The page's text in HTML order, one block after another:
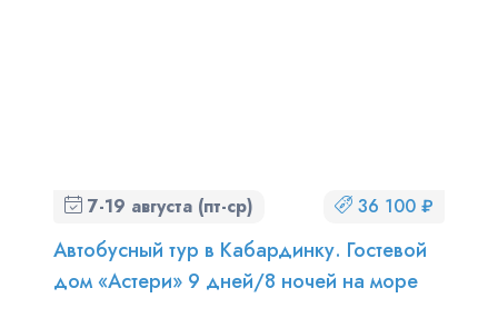
7-19 августа (пт-ср) 36 100 ₽
Автобусный тур в Кабардинку. Гостевой
дом «Астери» 9 дней/8 ночей на море